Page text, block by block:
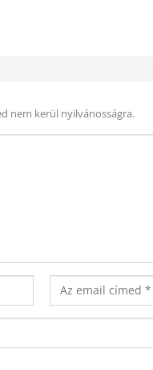
nem kerül nyilvánosságra.